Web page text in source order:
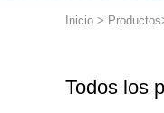
Inicio > Productos
Todos los